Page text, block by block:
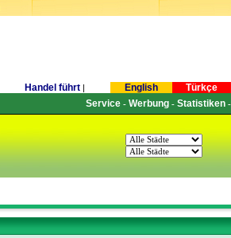
Handel führt | English Türkçe
Service- Werbung- Statistiken-